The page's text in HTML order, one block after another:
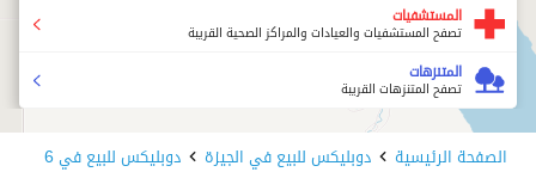
المستشفيات
تصفح المستشفيات والعيادات والمراكز الصحية القريبة
المتنزهات
تصفح المتنزهات القريبة
الصفحة الرئيسية دوبليكس للبيع في الجيزة دوبليكس للبيع في 6